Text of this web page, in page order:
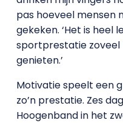
pas hoeveel mensen
gekeken. ‘Het is heel
sportprestatie zoveel
genieten.’
Motivatie speelt een
zo’n prestatie. Zes
Hoogenband in het